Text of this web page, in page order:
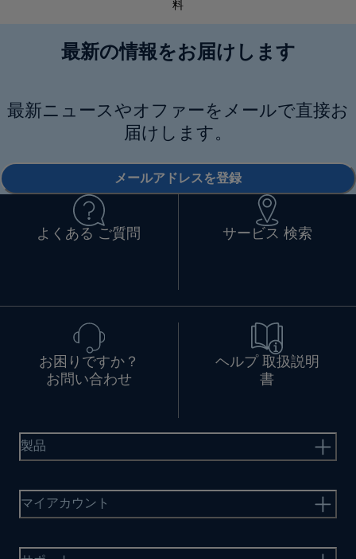
料
最新の情報をお届けします
最新ニュースやオファーをメールで直接お
届けします。
メールアドレスを登録
よくある ご質問 サービス 検索
お困りですか？
お問い合わせ
ヘルプ 取扱説明
書
製品
マイアカウント